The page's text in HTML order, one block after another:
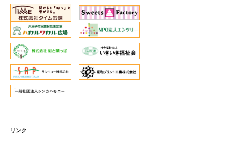
リンク